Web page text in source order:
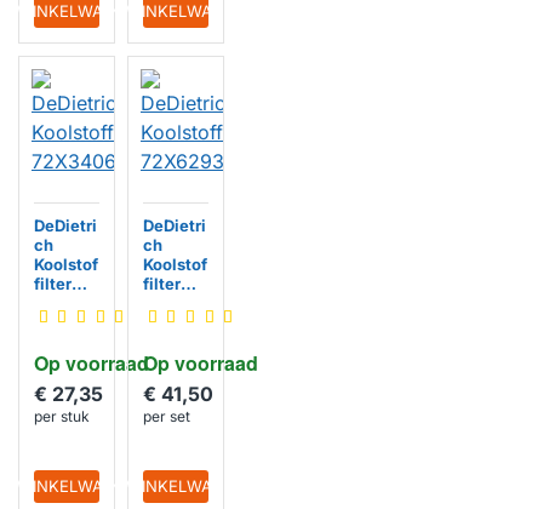
WINKELWAGENIN WINKELWAGEN
Op voorraad
DeDietri
ch
Koolstof
filter
6
€ 27,35
per stuk
WINKELWAGEN
Op voorraad
DeDietri
ch
Koolstof
filter
3
€ 41,50
per set
IN WINKELWAGEN